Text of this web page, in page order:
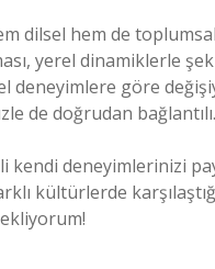
dilsel hem de
yerel dinamiklerle
göre
de doğrudan bağlantılı.
kendi deneyimlerinizi
kültürlerde